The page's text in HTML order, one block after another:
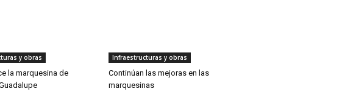
y obras
la marquesina de
Infraestructuras y obras
Continúan las mejoras en las
marquesinas